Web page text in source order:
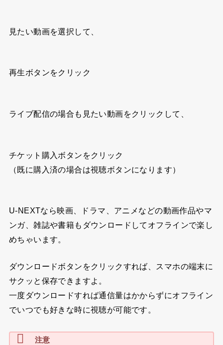
見たい動画を選択して、
再生ボタンをクリック
ライブ配信の場合も見たい動画をクリックして、
チケット購入ボタンをクリック
（既に購入済の場合は視聴ボタンになります）
U-NEXTなら映画、ドラマ、アニメなどの動画作品やマ
ンガ、雑誌や書籍もダウンロードしてオフラインで楽し
めちゃいます。
ダウンロードボタンをクリックすれば、スマホの端末に
サクッと保存できますよ。
一度ダウンロードすれば通信量はかからずにオフライン
でいつでも好きな時に視聴が可能です。
注意